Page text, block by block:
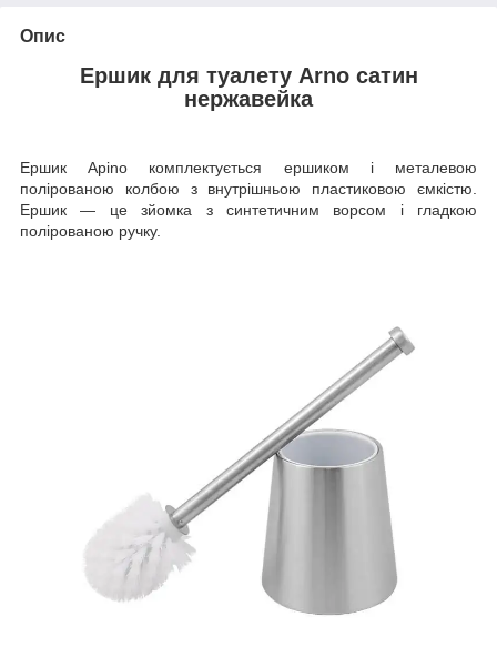
Опис
Ершик для туалету Arno сатин
нержавейка
Ершик Аріno комплектується ершиком і металевою
полірованою колбою з внутрішньою пластиковою ємкістю.
Ершик — це зйомка з синтетичним ворсом і гладкою
полірованою ручку.